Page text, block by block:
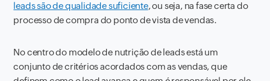
leads são de qualidade suficiente, ou seja, na fase certa do
processo de compra do ponto de vista de vendas.
No centro do modelo de nutrição de leads está um
conjunto de critérios acordados com as vendas, que